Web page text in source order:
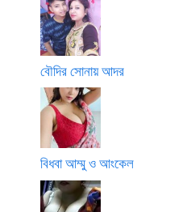
বৌদির সোনায় আদর
বিধবা আম্মু ও আংকেল